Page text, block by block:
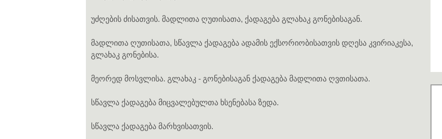
უძღების ძისათვის. მადლითა ღუთისათა, ქადაგება გლახაკ გონებისაგან.
მადლითა ღუთისათა, სწავლა ქადაგება ადამის ექსორიობისათვის დღესა კვირიაკესა,
გლახაკ გონებისა.
მეორედ მოსვლისა. გლახაკ - გონებისაგან ქადაგება მადლითა ღვთისათა.
სწავლა ქადაგება მიცვალებულთა ხსენებასა ზედა.
სწავლა ქადაგება მარხვისათვის.